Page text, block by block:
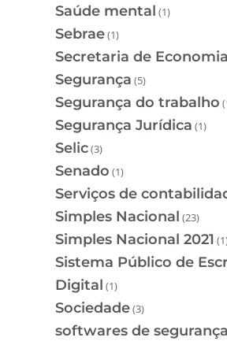
Saúde mental (1)
Sebrae(1)
Secretaria de Economia
Segurança (5)
Segurança do trabalho
Segurança Jurídica (1)
Selic(3)
Senado (1)
Serviços de
Simples Nacional (23)
Simples Nacional 2021
Sistema Público de
Digital (1)
Sociedade(3)
softwares de segurança